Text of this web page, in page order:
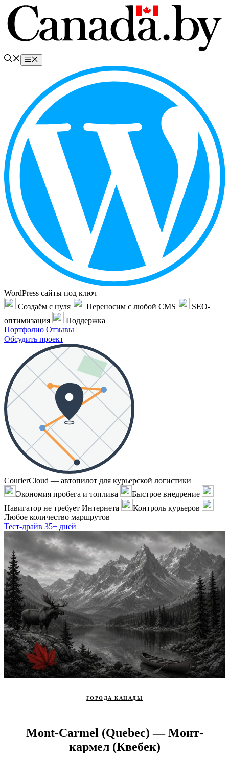
Перейти
содержимому
Меню
WordPress сайты под ключ
Создаём с нуля
Переносим с любой CMS
SEO-
оптимизация
Поддержка
Портфолио Отзывы
Обсудить проект
CourierCloud — автопилот для курьерской логистики
Экономия пробега и топлива
Быстрое внедрение
Навигатор не требует Интернета
Контроль курьеров
Любое количество маршрутов
Тест-драйв 35+ дней
ГОРОДА КАНАДЫ
Mont-Carmel (Quebec) — Монт-
кармел (Квебек)